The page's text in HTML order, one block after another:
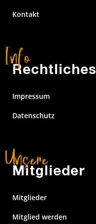
Kontakt
Rechtliches
Impressum
Datenschutz
Mitglieder
Mitglieder
Mitglied werden